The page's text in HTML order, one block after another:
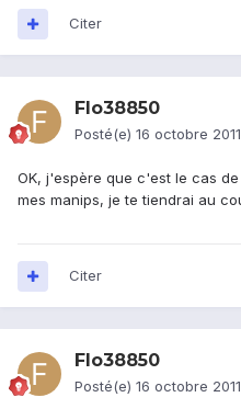
Citer
Flo38850
Posté(e) 16 octobre 2011
OK, j'espère que c'est le cas
mes manips, je te tiendrai au
Citer
Flo38850
Posté(e) 16 octobre 2011